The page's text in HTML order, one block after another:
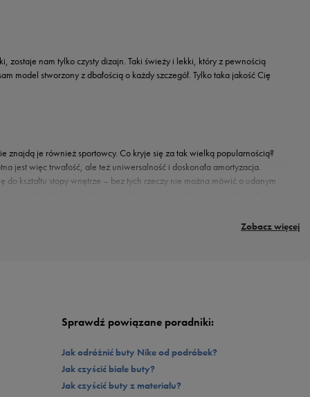
Zobacz więcej
nam tylko czysty dizajn. Taki świeży i lekki, który z pewnością
stworzony z dbałością o każdy szczegół. Tylko taka jakość Cię
je również sportowcy. Co kryje się za tak wielką popularnością?
jest więc trwałość, ale też uniwersalność i doskonała amortyzacja.
kształtu stopy wnętrze – bez tych rzeczy nie można mówić o udanym
wszystko, czego potrzebujesz: komfort, niezawodność i
nie gniecie. Komfort jest ważny i to często on sprawia, że decydujemy się na
Sprawdź powiązane poradniki:
Jak odróżnić buty Nike od podróbek?
Jak czyścić białe buty?
Jak czyścić buty z materiału?